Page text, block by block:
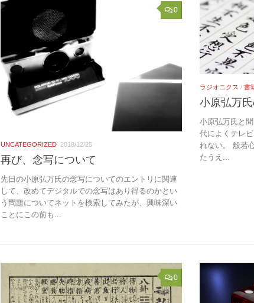
0
UNCATEGORIZED 2018/12/25
再び、念写について
先日の小原弘万氏の念写についてのエントリに関連
して、改めてデジタルでの念写はあり得るのかとい
う問題についてネットを検索してみたが、興味深い
ことにこの前も...
ラジオニクス / 書
小原弘万
小原弘万氏と
代によくテレ
れない。 般若
たうえ...
0